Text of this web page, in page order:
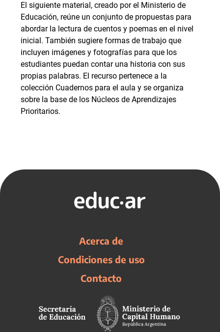
El siguiente material, creado por el Ministerio de
Educación, reúne un conjunto de propuestas para
abordar la lectura de cuentos y poemas en el nivel
inicial. También sugiere formas de trabajo que
incluyen imágenes y fotografías para que los
estudiantes puedan contar una historia con sus
propias palabras. El recurso pertenece a la
colección Cuadernos para el aula y se organiza
sobre la base de los Núcleos de Aprendizajes
Prioritarios.
Acerca de
Condiciones de uso
Contacto